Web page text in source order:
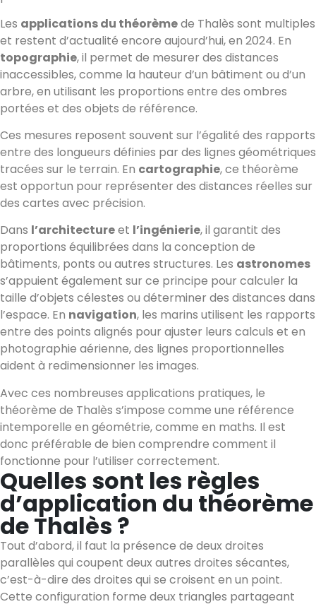
Les applications du théorèmede Thalès sont multiples
et restent d’actualité encore aujourd’hui, en 2024. En
topographie, il permet de mesurer des distances
inaccessibles, comme la hauteur d’un bâtiment ou d’un
arbre, en utilisant les proportions entre des ombres
portées et des objets de référence.
Ces mesures reposent souvent sur l’égalité des rapports
entre des longueurs définies par des lignes géométriques
tracées sur le terrain. En cartographie, ce théorème
est opportun pour représenter des distances réelles sur
des cartes avec précision.
Dans l’architectureet l’ingénierie, il garantit des
proportions équilibrées dans la conception de
bâtiments, ponts ou autres structures. Les astronomes
s’appuient également sur ce principe pour calculer la
taille d’objets célestes ou déterminer des distances dans
l’espace. En navigation, les marins utilisent les rapports
entre des points alignés pour ajuster leurs calculs et en
photographie aérienne, des lignes proportionnelles
aident à redimensionner les images.
Avec ces nombreuses applications pratiques, le
théorème de Thalès s’impose comme une référence
intemporelle en géométrie, comme en maths. Il est
donc préférable de bien comprendre comment il
fonctionne pour l’utiliser correctement.
Quelles sont les règles
d’application du théorème
de Thalès ?
Tout d’abord, il faut la présence de deux droites
parallèles qui coupent deux autres droites sécantes,
c’est-à-dire des droites qui se croisent en un point.
Cette configuration forme deux triangles partageant